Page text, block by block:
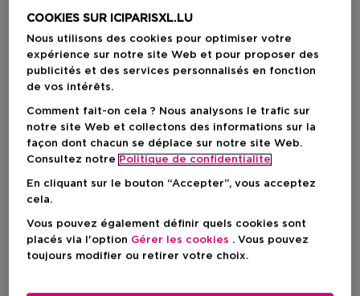
Choisissez votre format
50 ML En stock
COOKIES SUR ICIPARISXL.LU
Nous utilisons des cookies pour optimiser votre
expérience sur notre site Web et pour proposer des
publicités et des services personnalisés en fonction
de vos intérêts.
Comment fait-on cela ? Nous analysons le trafic sur
notre site Web et collectons des informations sur la
façon dont chacun se déplace sur notre site Web.
Consultez notre Politique de confidentialite
En cliquant sur le bouton “Accepter”, vous acceptez
cela.
Vous pouvez également définir quels cookies sont
placés via l'option Gérer les cookies . Vous pouvez
toujours modifier ou retirer votre choix.